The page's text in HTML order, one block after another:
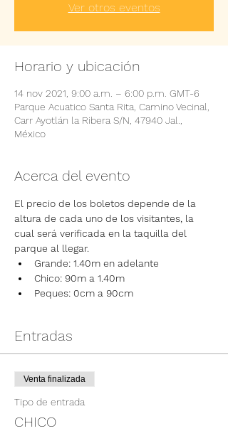
Ver otros eventos
Horario y ubicación
14 nov 2021, 9:00 a.m. – 6:00 p.m. GMT-6
Parque Acuatico Santa Rita, Camino Vecinal,
Carr Ayotlán la Ribera S/N, 47940 Jal.,
México
Acerca del evento
El precio de los boletos depende de la
altura de cada uno de los visitantes, la
cual será verificada en la taquilla del
parque al llegar.
Grande: 1.40m en adelante
Chico: 90m a 1.40m
Peques: 0cm a 90cm
Entradas
Venta finalizada
Tipo de entrada
CHICO